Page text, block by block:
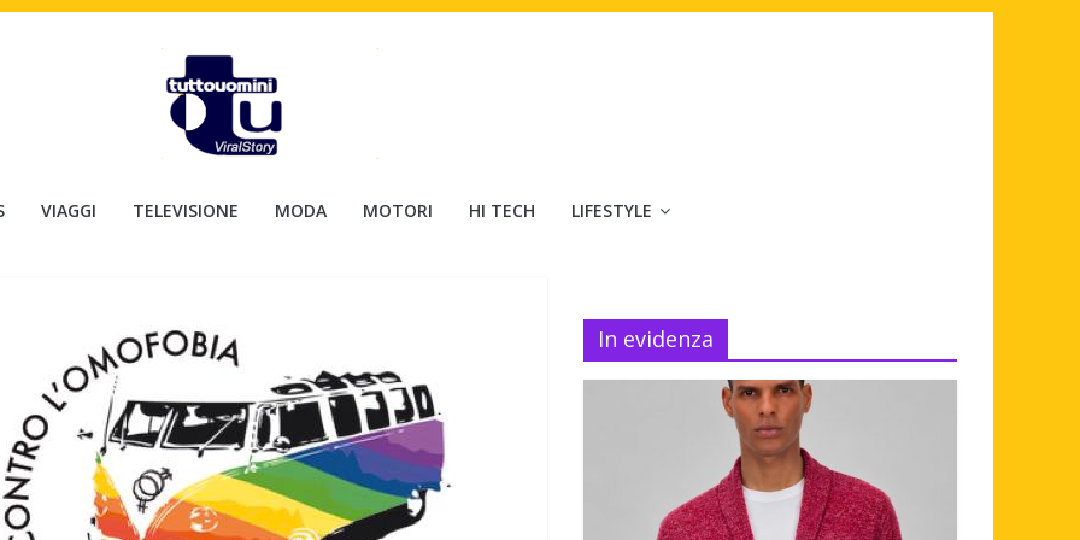
VIAGGI TELEVISIONE MODA MOTORI HI TECH LIFESTYLE
In evidenza